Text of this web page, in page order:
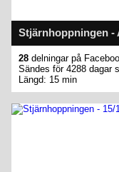
Stjärnhoppningen -
28 delningar på
Sändes för 4288 dagar
Längd: 15 min